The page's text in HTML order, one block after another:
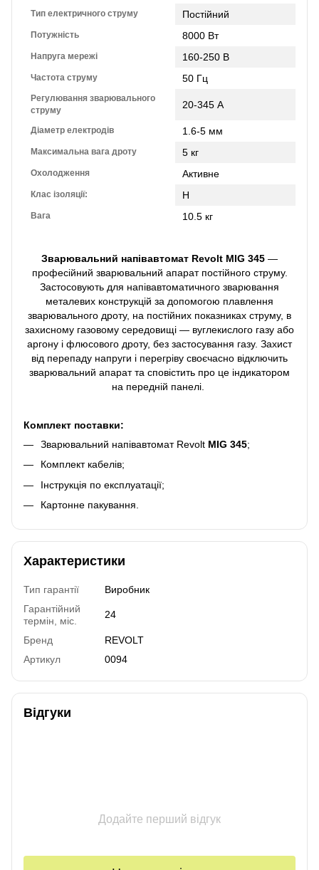
Тип електричного струму Постійний
Потужність 8000 Вт
Напруга мережі 160-250 В
Частота струму 50 Гц
Регулювання зварювального
струму
20-345 А
Діаметр електродів 1.6-5 мм
Максимальна вага дроту 5 кг
Охолодження Активне
Клас ізоляції: Н
Вага 10.5 кг
Зварювальний напівавтомат Revolt MIG 345 —
професійний зварювальний апарат постійного струму.
Застосовують для напівавтоматичного зварювання
металевих конструкцій за допомогою плавлення
зварювального дроту, на постійних показниках струму, в
захисному газовому середовищі — вуглекислого газу або
аргону і флюсового дроту, без застосування газу. Захист
від перепаду напруги і перегріву своєчасно відключить
зварювальний апарат та сповістить про це індикатором
на передній панелі.
Комплект поставки:
Зварювальний напівавтомат Revolt MIG 345;
Комплект кабелів;
Інструкція по експлуатації;
Картонне пакування.
Характеристики
Тип гарантії
Виробник
Гарантійний
термін, міс.
24
Бренд
REVOLT
Артикул
0094
Відгуки
Додайте перший відгук